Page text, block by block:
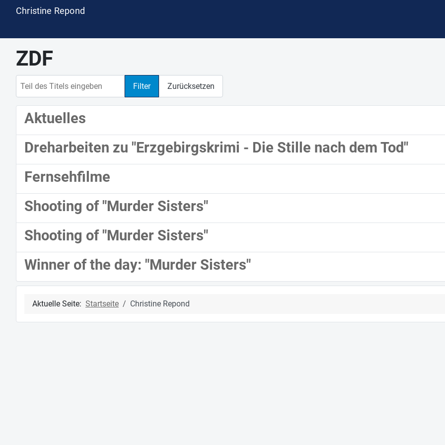
Christine Repond
ZDF
Filter Zurücksetzen
Aktuelles
Dreharbeiten zu "Erzgebirgskrimi - Die Stille nach dem Tod"
Fernsehfilme
Shooting of "Murder Sisters"
Shooting of "Murder Sisters"
Winner of the day: "Murder Sisters"
Aktuelle Seite: Startseite Christine Repond